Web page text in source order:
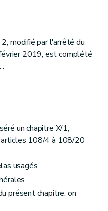
modifié par l'arrêté du
2019, est complété
un chapitre X/1,
108/4 à 108/20
usagés
présent chapitre, on